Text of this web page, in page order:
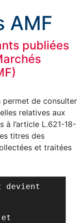
AMF
publiées
permet de consulter
relatives aux
à l’article L.621-18-
titres des
et traitées
devient